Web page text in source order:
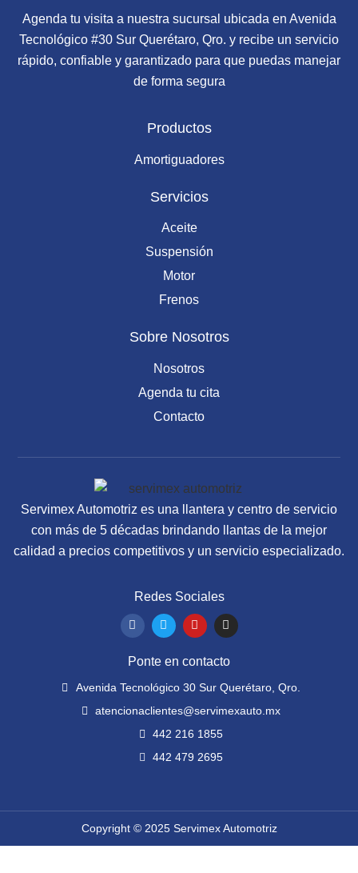
Agenda tu visita a nuestra sucursal ubicada en Avenida
Tecnológico #30 Sur Querétaro, Qro. y recibe un servicio
rápido, confiable y garantizado para que puedas manejar
de forma segura
Productos
Amortiguadores
Servicios
Aceite
Suspensión
Motor
Frenos
Sobre Nosotros
Nosotros
Agenda tu cita
Contacto
Servimex Automotriz es una llantera y centro de servicio
con más de 5 décadas brindando llantas de la mejor
calidad a precios competitivos y un servicio especializado.
Redes Sociales
F
a
e
b
o
T
w
t
r
Y
o
u
e
I
n
a
r
m
Ponte en contacto
Avenida Tecnológico 30 Sur Querétaro, Qro.
atencionaclientes@servimexauto.mx
442 216 1855
442 479 2695
Copyright © 2025 Servimex Automotriz